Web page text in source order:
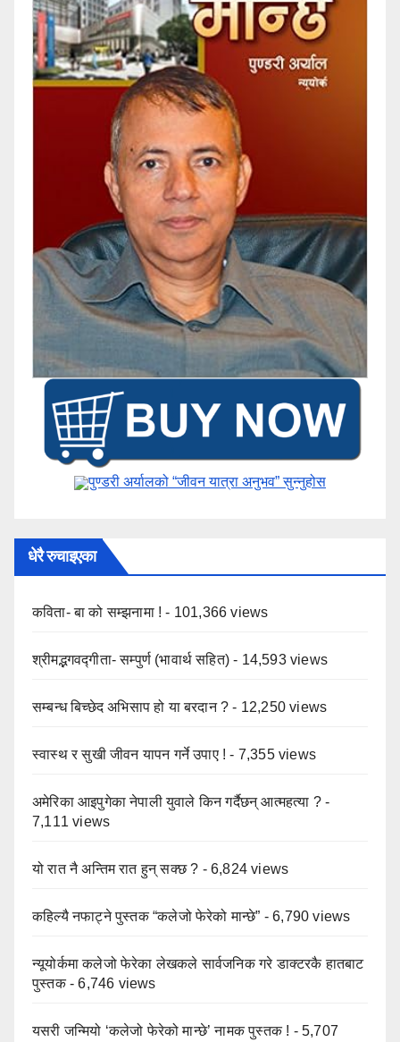
पुण्डरी अर्यालको “जीवन यात्रा अनुभव” ​सुन्नुहोस
धेरै रुचाइएका
कविता- बा को सम्झनामा ! - 101,366 views
श्रीमद्भगवद्गीता- सम्पुर्ण (भावार्थ सहित) - 14,593 views
सम्बन्ध बिच्छेद अभिसाप हो या बरदान ? - 12,250 views
स्वास्थ र सुखी जीवन यापन गर्ने उपाए ! - 7,355 views
अमेरिका आइपुगेका नेपाली युवाले किन गर्दैछन् आत्महत्या ? -
7,111 views
यो रात नै अन्तिम रात हुन् सक्छ ? - 6,824 views
कहिल्यै नफाट्ने पुस्तक “कलेजो फेरेको मान्छे” - 6,790 views
न्यूयोर्कमा कलेजो फेरेका लेखकले सार्वजनिक गरे डाक्टरकै हातबाट
पुस्तक- 6,746 views
यसरी जन्मियो ‘कलेजो फेरेको मान्छे’ नामक पुस्तक ! - 5,707